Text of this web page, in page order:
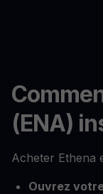
(ENA)
Acheter Ethena
Ouvrez